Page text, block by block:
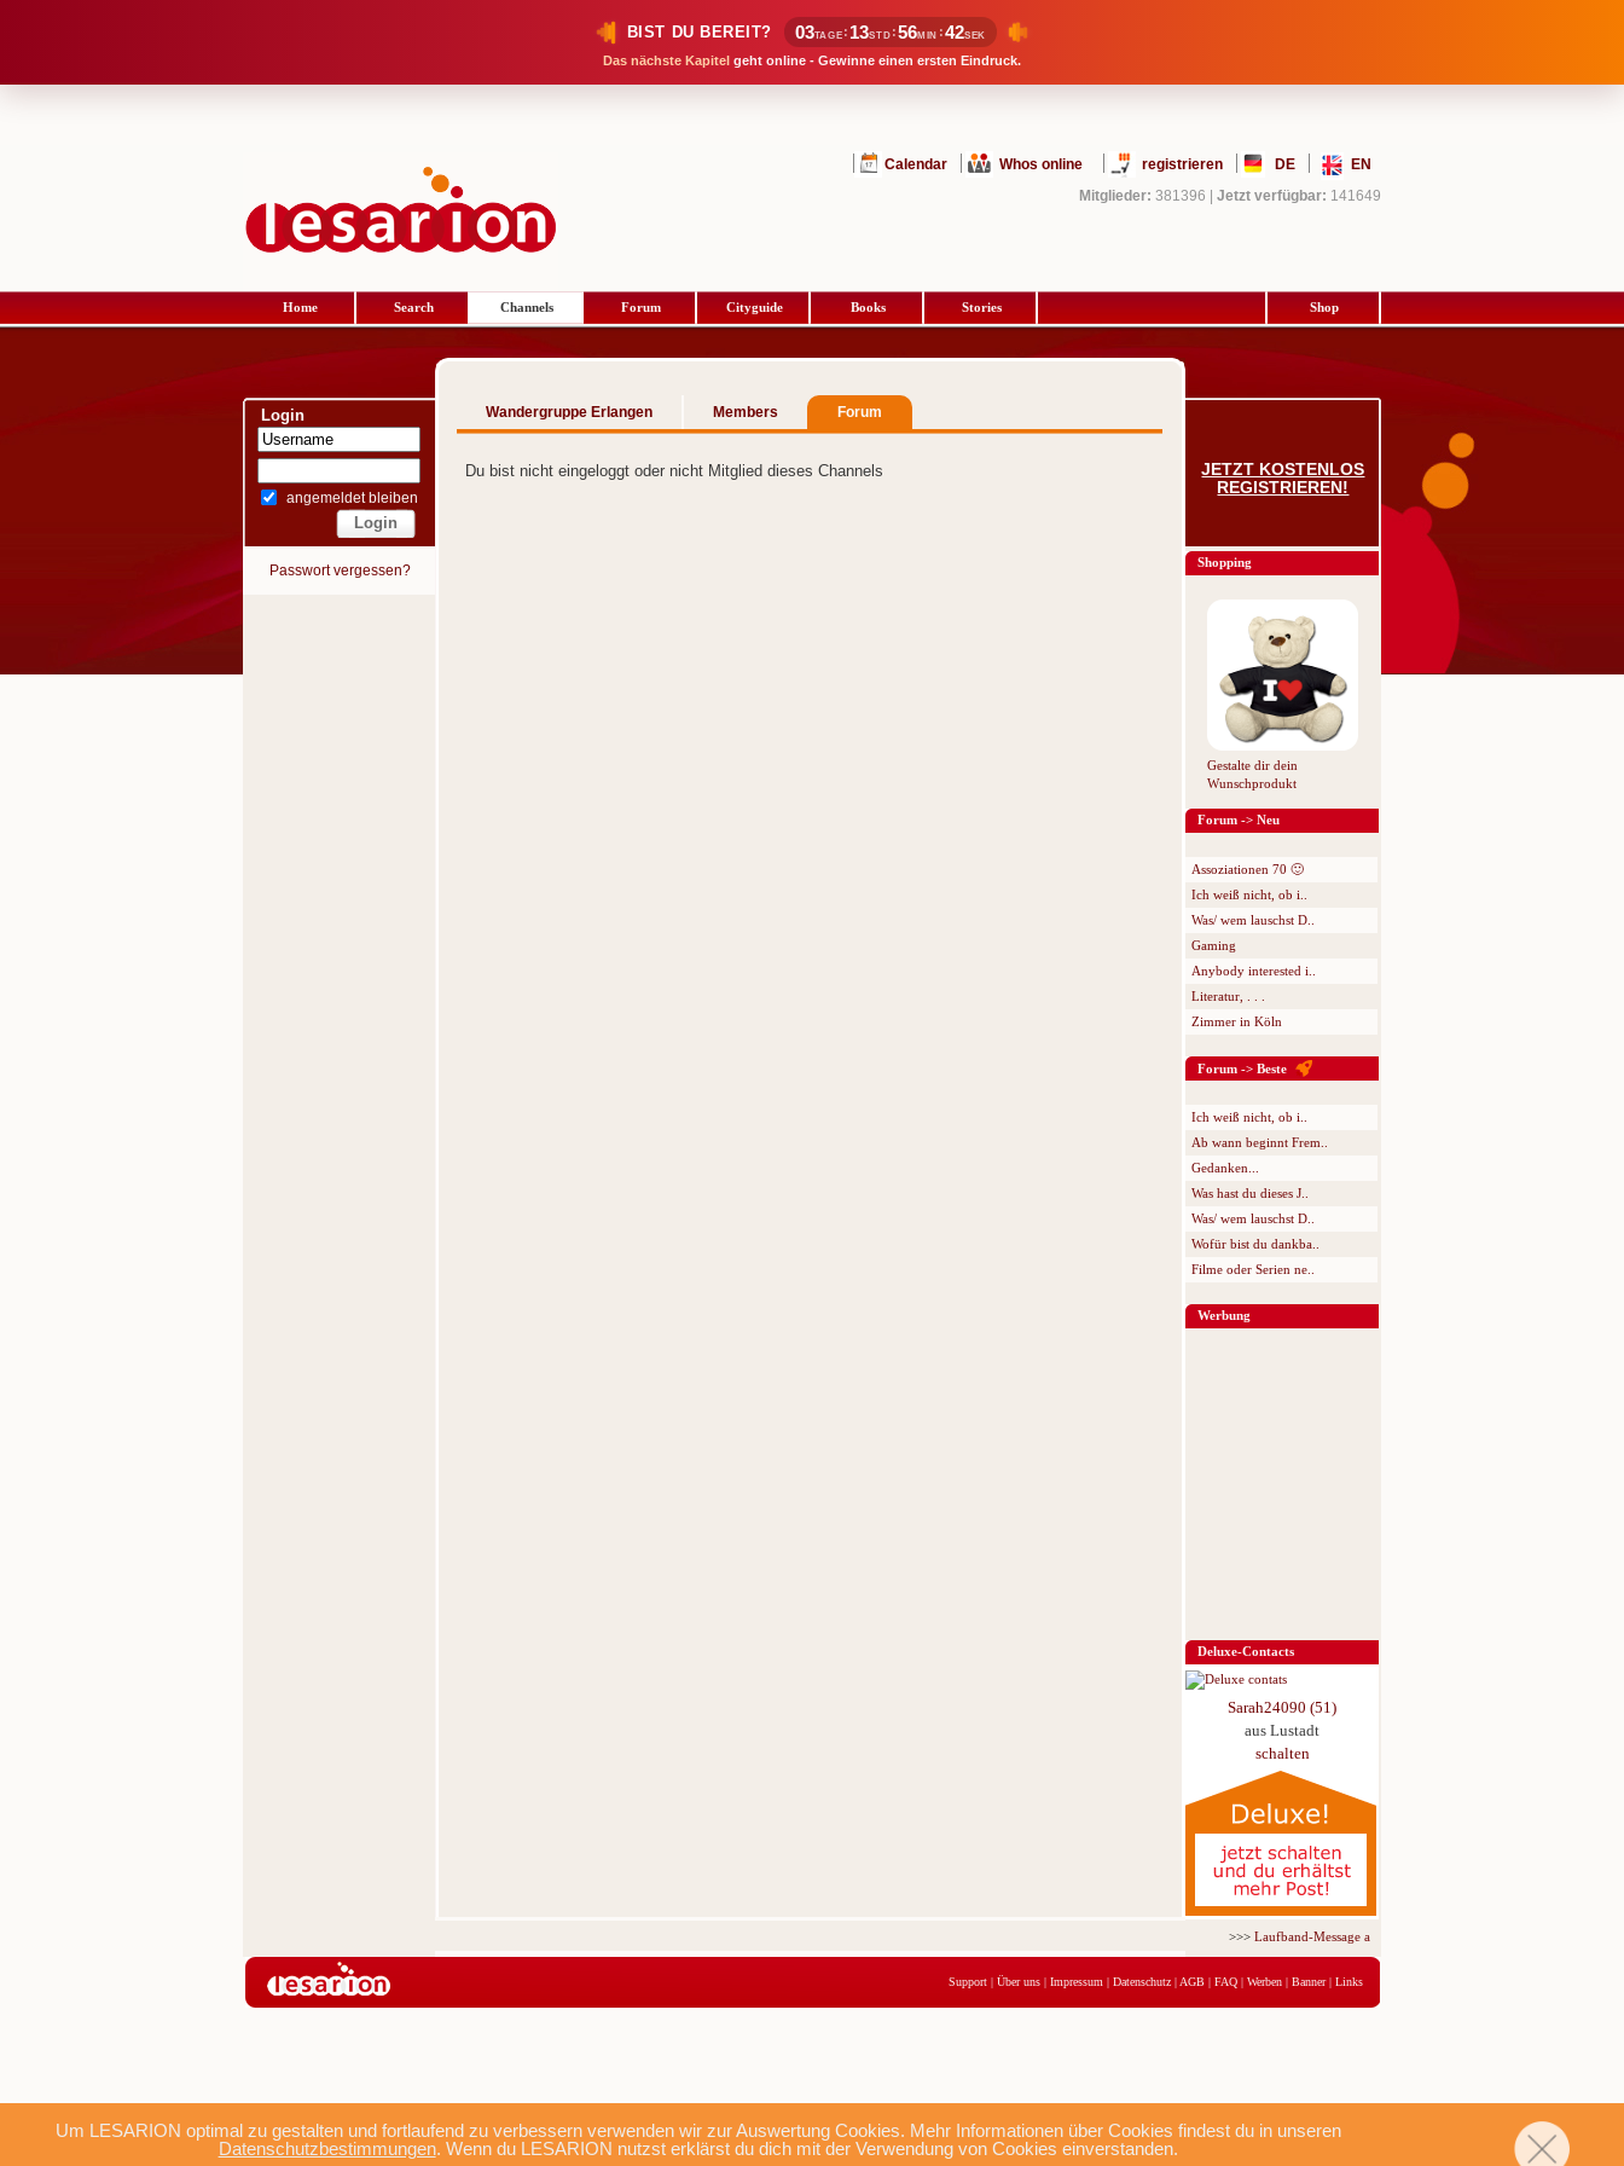
BIST DU BEREIT? 03TAGE : 13STD :56MIN :41SEK
Das nächste Kapitel geht online - Gewinne einen ersten Eindruck.
Um LESARION optimal zu gestalten und fortlaufend zu verbessern verwenden wir zur Auswertung Cookies. Mehr Informationen über Cookies findest du in unseren
Datenschutzbestimmungen. Wenn du LESARION nutzst erklärst du dich mit der Verwendung von Cookies einverstanden.
Calendar Whos online registrieren DE
EN
Mitglieder: 381396 Jetzt verfügbar: 141649
Home Search Channels Forum Cityguide Books Stories Shop
Login
angemeldet bleiben
Passwort vergessen?
Wandergruppe Erlangen Members Forum
Du bist nicht eingeloggt oder nicht Mitglied dieses Channels
JETZT KOSTENLOS
REGISTRIEREN!
Shopping
Gestalte dir dein
Wunschprodukt
Forum -> Neu
Assoziationen 70 🙂
Ich weiß nicht, ob i..
Was/ wem lauschst D..
Gaming
Anybody interested i..
Literatur, . . .
Zimmer in Köln
Forum -> Beste
Ich weiß nicht, ob i..
Ab wann beginnt Frem..
Gedanken...
Was hast du dieses J..
Was/ wem lauschst D..
Wofür bist du dankba..
Filme oder Serien ne..
Werbung
Deluxe-Contacts
Sarah24090 (51)
aus Lustadt
schalten
>>>Laufband-Message ab nur 5,95 € für 3 Tage!
Support | Über uns | Impressum | Datenschutz | AGB | FAQ | Werben | Banner| Links